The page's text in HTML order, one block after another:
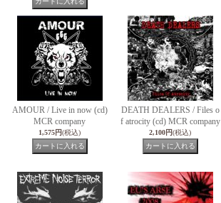
AMOUR / Live in now (cd)
MCR company
1,575円(税込)
DEATH DEALERS / Files o
f atrocity (cd) MCR company
2,100円(税込)